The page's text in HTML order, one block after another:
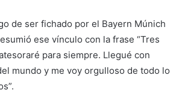
de ser fichado por el Bayern Múnich
ese vínculo con la frase “Tres
para siempre. Llegué con
mundo y me voy orgulloso de todo lo